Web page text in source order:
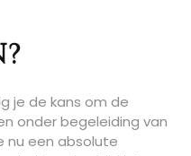
je de kans om de
onder begeleiding van
nu een absolute